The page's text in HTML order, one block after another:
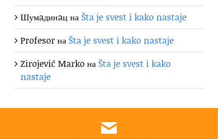
Шумaдинaцна Šta je svest i kako nastaje
Profesorна Šta je svest i kako nastaje
Zirojević Marko на Šta je svest i kako
nastaje